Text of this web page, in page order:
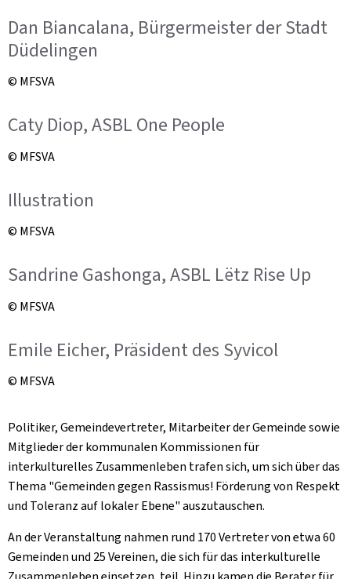
Dan Biancalana, Bürgermeister der Stadt
Düdelingen
© MFSVA
Caty Diop, ASBL One People
© MFSVA
Illustration
© MFSVA
Sandrine Gashonga, ASBL Lëtz Rise Up
© MFSVA
Emile Eicher, Präsident des Syvicol
© MFSVA
Politiker, Gemeindevertreter, Mitarbeiter der Gemeinde sowie
Mitglieder der kommunalen Kommissionen für
interkulturelles Zusammenleben trafen sich, um sich über das
Thema "Gemeinden gegen Rassismus! Förderung von Respekt
und Toleranz auf lokaler Ebene" auszutauschen.
An der Veranstaltung nahmen rund 170 Vertreter von etwa 60
Gemeinden und 25 Vereinen, die sich für das interkulturelle